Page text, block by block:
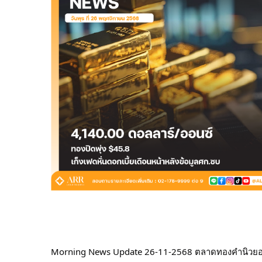
Morning News Update 26-11-2568 ตลาดทองคำนิวย